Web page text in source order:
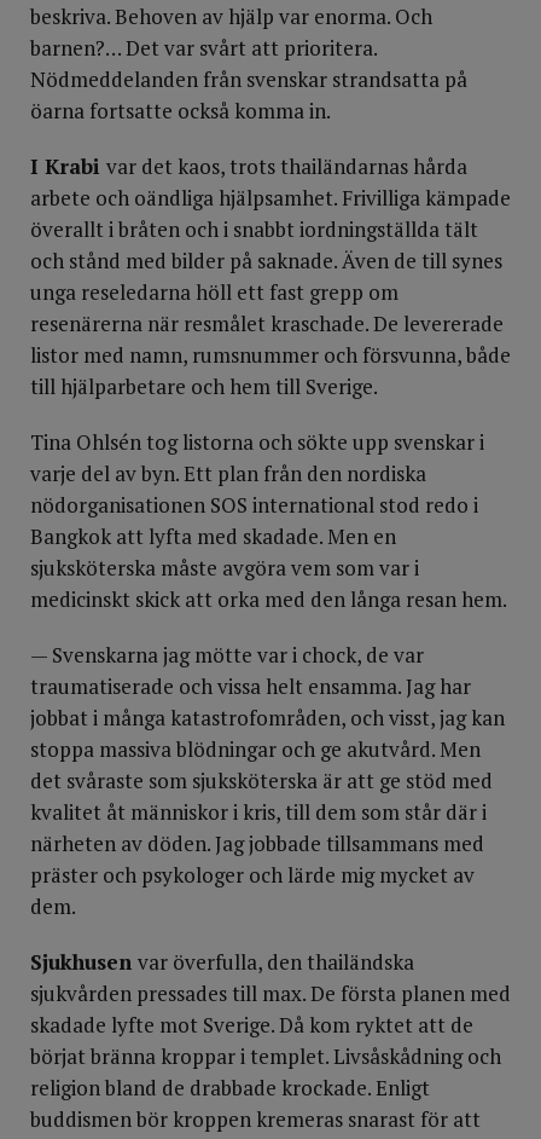
beskriva. Behoven av hjälp var enorma. Och
barnen?… Det var svårt att prioritera.
Nödmeddelanden från svenskar strandsatta på
öarna fortsatte också komma in.
I Krabi var det kaos, trots thailändarnas hårda
arbete och oändliga hjälpsamhet. Frivilliga kämpade
överallt i bråten och i snabbt iordningställda tält
och stånd med bilder på saknade. Även de till synes
unga reseledarna höll ett fast grepp om
resenärerna när resmålet kraschade. De levererade
listor med namn, rumsnummer och försvunna, både
till hjälparbetare och hem till Sverige.
Tina Ohlsén tog listorna och sökte upp svenskar i
varje del av byn. Ett plan från den nordiska
nödorganisationen SOS international stod redo i
Bangkok att lyfta med skadade. Men en
sjuksköterska måste avgöra vem som var i
medicinskt skick att orka med den långa resan hem.
— Svenskarna jag mötte var i chock, de var
traumatiserade och vissa helt ensamma. Jag har
jobbat i många katastrofområden, och visst, jag kan
stoppa massiva blödningar och ge akutvård. Men
det svåraste som sjuksköterska är att ge stöd med
kvalitet åt människor i kris, till dem som står där i
närheten av döden. Jag jobbade tillsammans med
präster och psykologer och lärde mig mycket av
dem.
Sjukhusen var överfulla, den thailändska
sjukvården pressades till max. De första planen med
skadade lyfte mot Sverige. Då kom ryktet att de
börjat bränna kroppar i templet. Livsåskådning och
religion bland de drabbade krockade. Enligt
buddismen bör kroppen kremeras snarast för att